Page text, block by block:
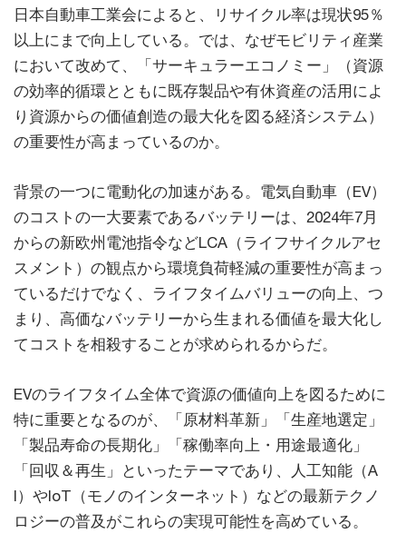
日本自動車工業会によると、リサイクル率は現状95％
以上にまで向上している。では、なぜモビリティ産業
において改めて、「サーキュラーエコノミー」（資源
の効率的循環とともに既存製品や有休資産の活用によ
り資源からの価値創造の最大化を図る経済システム）
の重要性が高まっているのか。
背景の一つに電動化の加速がある。電気自動車（EV）
のコストの一大要素であるバッテリーは、2024年7月
からの新欧州電池指令などLCA（ライフサイクルアセ
スメント）の観点から環境負荷軽減の重要性が高まっ
ているだけでなく、ライフタイムバリューの向上、つ
まり、高価なバッテリーから生まれる価値を最大化し
てコストを相殺することが求められるからだ。
EVのライフタイム全体で資源の価値向上を図るために
特に重要となるのが、「原材料革新」「生産地選定」
「製品寿命の長期化」「稼働率向上・用途最適化」
「回収＆再生」といったテーマであり、人工知能（A
I）やIoT（モノのインターネット）などの最新テクノ
ロジーの普及がこれらの実現可能性を高めている。